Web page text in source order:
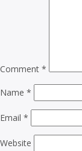
Comment *
Name *
Email *
Website